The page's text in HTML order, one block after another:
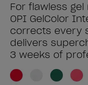
For flawless
OPI GelColor
corrects every
delivers
3 weeks of